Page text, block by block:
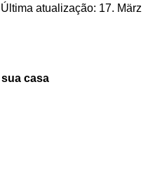
atualização: 17. März
casa